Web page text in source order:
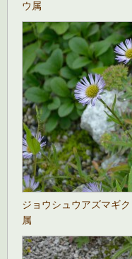
ウ属
ジョウシュウアズマギ
属